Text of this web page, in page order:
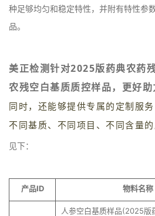
种足够均匀和稳定特性，并附有特性参
品。
美正检测针对2025版药典农药
农残空白基质质控样品，更好助
同时，还能够提供专属的定制服
不同基质、不同项目、不同含量的
见下：
产品ID 物料名称
人参空白基质样品(2025版